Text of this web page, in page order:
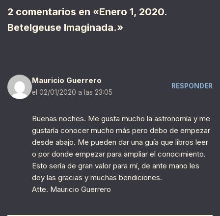
2 comentarios en «Enero 1, 2020.
Betelgeuse Imaginada.»
Mauricio Guerrero
el 02/01/2020 a las 23:05
RESPONDER
Buenas noches. Me gusta mucho la astronomía y me
gustaría conocer mucho más pero debo de empezar
desde abajo. Me pueden dar una guía que libros leer
o por donde empezar para ampliar el conocimiento.
Esto sería de gran valor para mí, de ante mano les
doy las gracias y muchas bendiciones.
Atte. Mauricio Guerrero